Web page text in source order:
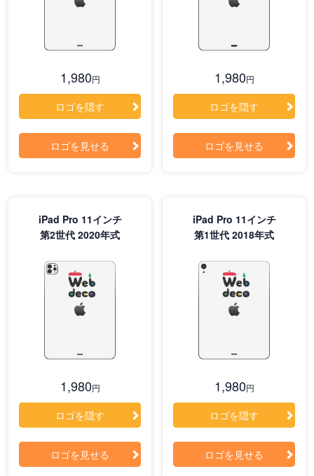
1,980円
ロゴを隠す
ロゴを見せる
1,980円
ロゴを隠す
ロゴを見せる
iPad Pro 11インチ
第2世代 2020年式
1,980円
ロゴを隠す
ロゴを見せる
iPad Pro 11インチ
第1世代 2018年式
1,980円
ロゴを隠す
ロゴを見せる